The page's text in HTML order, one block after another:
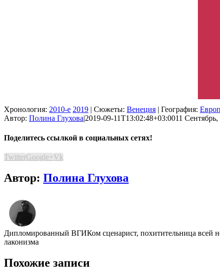
Хронология: 2010-е 2019 | Сюжеты: Венеция | География:
Автор: Полина Глухова|2019-09-11T13:02:48+03:0011
Поделитесь ссылкой в социальных сетях!
TwitterGoogle+Vk
Автор: Полина Глухова
Дипломированный ВГИКом сценарист, похитительница всей
лаконизма
Похожие записи